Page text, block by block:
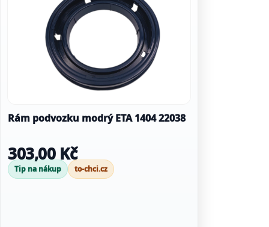
Rám podvozku modrý ETA 1404 22038
303,00 Kč
Tip na nákup to-chci.cz